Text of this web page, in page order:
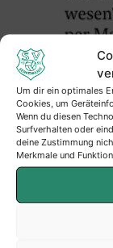
Um dir ein optimales
Cookies, um
Wenn du diesen
Surfverhalten oder
deine Zustimmung
Merkmale und